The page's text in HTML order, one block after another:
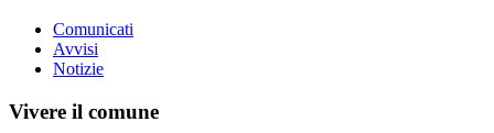
Comunicati
Avvisi
Notizie
Vivere il comune